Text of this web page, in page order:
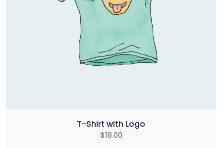
T-Shirt with Logo
$18.00